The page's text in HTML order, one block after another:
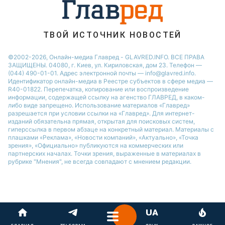
ТВОЙ ИСТОЧНИК НОВОСТЕЙ
©2002-2026, Онлайн-медиа Главред - GLAVRED.INFO. ВСЕ ПРАВА
ЗАЩИЩЕНЫ. 04080, г. Киев, ул. Кириловская, дом 23. Телефон —
(044) 490-01-01. Адрес электронной почты — info@glavred.info.
Идентификатор онлайн-медиа в Реестре cубъектов в сфере медиа —
R40-01822. Перепечатка, копирование или воспроизведение
информации, содержащей ссылку на агенство ГЛАВРЕД, в каком-
либо виде запрещено. Использование материалов «Главред»
разрешается при условии ссылки на «Главред». Для интернет-
изданий обязательна прямая, открытая для поисковых систем,
гиперссылка в первом абзаце на конкретный материал. Материалы с
плашками «Реклама», «Новости компаний», «Актуально», «Точка
зрения», «Официально» публикуются на коммерческих или
партнерских началах. Точки зрения, выраженные в материалах в
рубрике "Мнения", не всегда совпадают с мнением редакции.